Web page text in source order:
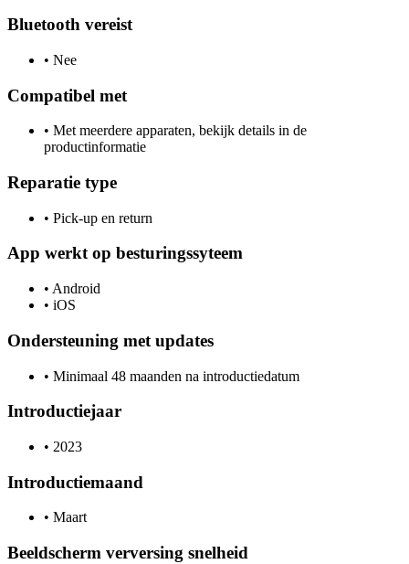
Bluetooth vereist
• Nee
Compatibel met
• Met meerdere apparaten, bekijk details in de
productinformatie
Reparatie type
• Pick-up en return
App werkt op besturingssyteem
• Android
• iOS
Ondersteuning met updates
• Minimaal 48 maanden na introductiedatum
Introductiejaar
• 2023
Introductiemaand
• Maart
Beeldscherm verversing snelheid